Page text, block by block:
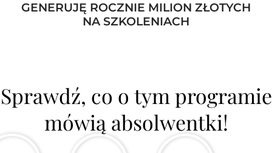
GENERUJĘ ROCZNIE MILION ZŁOTYCH
NA SZKOLENIACH
Sprawdź, co o tym programie
mówią absolwentki!